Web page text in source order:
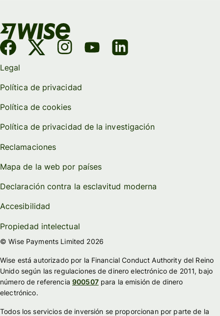
Legal
Política de privacidad
Política de cookies
Política de privacidad de la investigación
Reclamaciones
Mapa de la web por países
Declaración contra la esclavitud moderna
Accesibilidad
Propiedad intelectual
© Wise Payments Limited 2026
Wise está autorizado por la Financial Conduct Authority del Reino
Unido según las regulaciones de dinero electrónico de 2011, bajo
número de referencia 900507para la emisión de dinero
electrónico.
Todos los servicios de inversión se proporcionan por parte de la